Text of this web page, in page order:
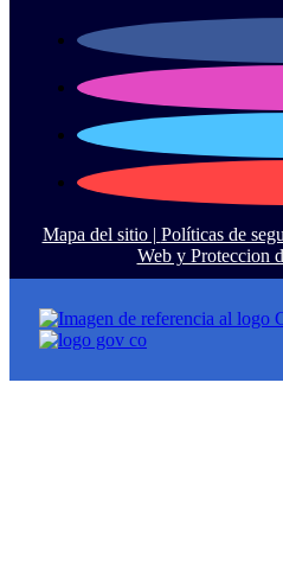
Mapa del sitio | Políticas de
Web y Proteccion